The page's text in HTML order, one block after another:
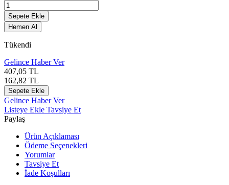
Sepete Ekle
Hemen Al
Tükendi
Gelince Haber Ver
407,05 TL
162,82 TL
Sepete Ekle
Gelince Haber Ver
Listeye Ekle Tavsiye Et
Paylaş
Ürün Açıklaması
Ödeme Seçenekleri
Yorumlar
Tavsiye Et
İade Koşulları